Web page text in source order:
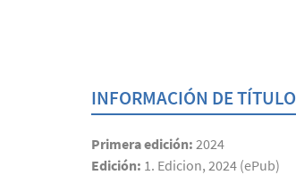
INFORMACIÓN DE TÍTULO
Primera edición: 2024
Edición: 1. Edicion, 2024 (ePub)